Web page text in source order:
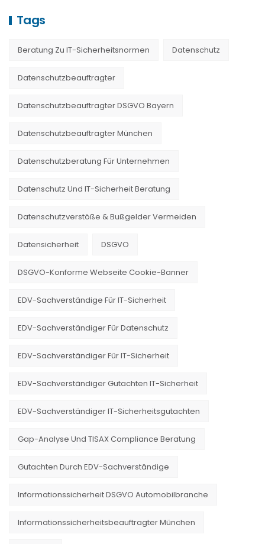
Tags
Beratung Zu IT-Sicherheitsnormen Datenschutz
Datenschutzbeauftragter
Datenschutzbeauftragter DSGVO Bayern
Datenschutzbeauftragter München
Datenschutzberatung Für Unternehmen
Datenschutz Und IT-Sicherheit Beratung
Datenschutzverstöße & Bußgelder Vermeiden
Datensicherheit DSGVO
DSGVO-Konforme Webseite Cookie-Banner
EDV-Sachverständige Für IT-Sicherheit
EDV-Sachverständiger Für Datenschutz
EDV-Sachverständiger Für IT-Sicherheit
EDV-Sachverständiger Gutachten IT-Sicherheit
EDV-Sachverständiger IT-Sicherheitsgutachten
Gap-Analyse Und TISAX Compliance Beratung
Gutachten Durch EDV-Sachverständige
Informationssicherheit DSGVO Automobilbranche
Informationssicherheitsbeauftragter München